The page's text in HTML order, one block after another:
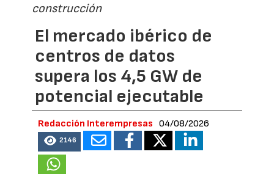
construcción
El mercado ibérico de
centros de datos
supera los 4,5 GW de
potencial ejecutable
Redacción Interempresas 04/08/2026
2146